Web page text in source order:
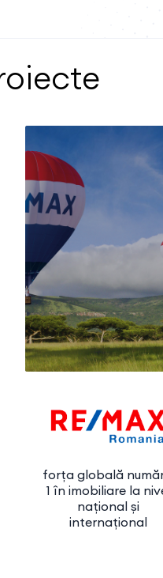
forța globală
1 în imobiliare la
național și
internațional